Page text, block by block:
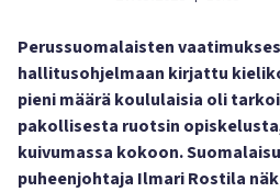
Perussuomalaisten
hallitusohjelmaan kirjattu
pieni määrä koululaisia oli
pakollisesta ruotsin
kuivumassa kokoon.
puheenjohtaja Ilmari Rostila